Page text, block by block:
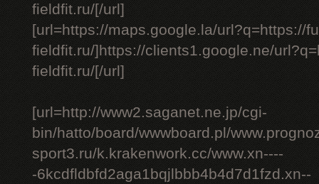
fieldfit.ru/[/url]
[url=https://maps.google.la/url?q=https://
fieldfit.ru/]https://clients1.google.ne/
fieldfit.ru/[/url]
[url=http://www2.saganet.ne.jp/cgi-
bin/hatto/board/wwwboard.pl/
sport3.ru/k.krakenwork.cc/www.xn----
-6kcdfldbfd2aga1bqjlbbb4b4d7d1fzd.xn--